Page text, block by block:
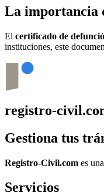
La importancia
El certificado de
instituciones, este
registro-
Gestiona tus
Registro-Civil.com es
Servicios